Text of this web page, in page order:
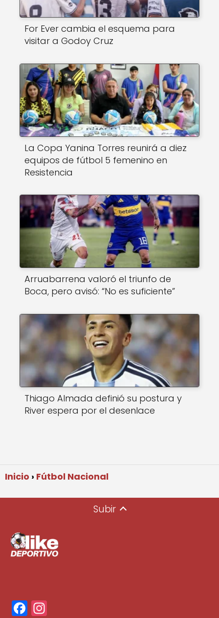
For Ever cambia el esquema para
visitar a Godoy Cruz
La Copa Yanina Torres reunirá a diez
equipos de fútbol 5 femenino en
Resistencia
Arruabarrena valoró el triunfo de
Boca, pero avisó: “No es suficiente”
Thiago Almada definió su postura y
River espera por el desenlace
Inicio Fútbol Nacional
Subir
F